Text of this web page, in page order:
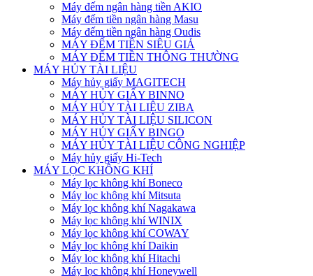
Máy đếm ngân hàng tiền AKIO
Máy đếm tiền ngân hàng Masu
Máy đếm tiền ngân hàng Oudis
MÁY ĐẾM TIỀN SIÊU GIẢ
MÁY ĐẾM TIỀN THÔNG THƯỜNG
MÁY HỦY TÀI LIỆU
Máy hủy giấy MAGITECH
MÁY HỦY GIẤY BINNO
MÁY HỦY TÀI LIỆU ZIBA
MÁY HỦY TÀI LIỆU SILICON
MÁY HỦY GIẤY BINGO
MÁY HỦY TÀI LIỆU CÔNG NGHIỆP
Máy hủy giấy Hi-Tech
MÁY LỌC KHÔNG KHÍ
Máy lọc không khí Boneco
Máy lọc không khí Mitsuta
Máy lọc không khí Nagakawa
Máy lọc không khí WINIX
Máy lọc không khí COWAY
Máy lọc không khí Daikin
Máy lọc không khí Hitachi
Máy lọc không khí Honeywell